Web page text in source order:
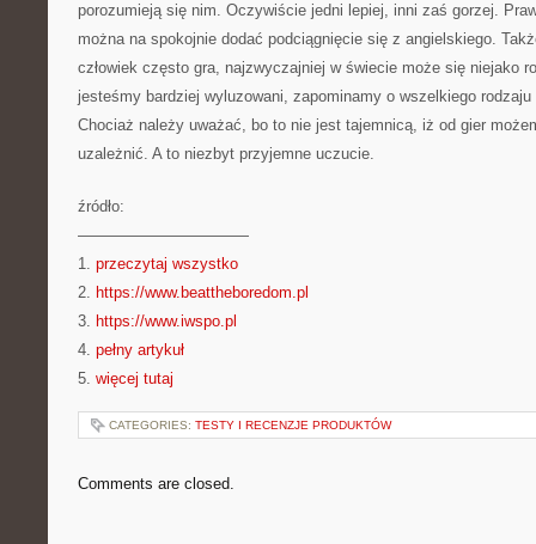
porozumieją się nim. Oczywiście jedni lepiej, inni zaś gorzej.
można na spokojnie dodać podciągnięcie się z angielskiego.
człowiek często gra, najzwyczajniej w świecie może się niejako
jesteśmy bardziej wyluzowani, zapominamy o wszelkiego
Chociaż należy uważać, bo to nie jest tajemnicą, iż od gier
uzależnić. A to niezbyt przyjemne uczucie.
źródło:
———————————
1. przeczytaj wszystko
2. https://www.beattheboredom.pl
3. https://www.iwspo.pl
4. pełny artykuł
5. więcej tutaj
CATEGORIES: TESTY I RECENZJE PRODUKTÓW
Comments are closed.